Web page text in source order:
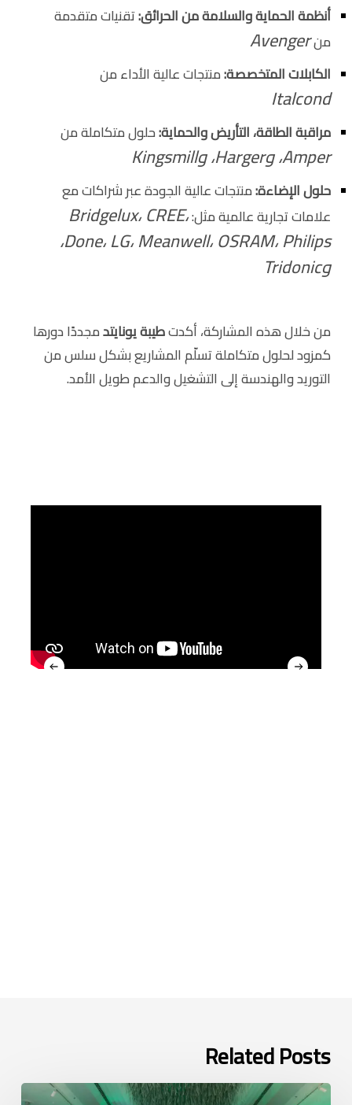
أنظمة الحماية والسلامة من الحرائق:تقنيات متقدمة
منAvenger
الكابلات المتخصصة:منتجات عالية الأداء من
Italcond
مراقبة الطاقة، التأريض والحماية:حلول متكاملة من
Amper، وHarger، وKingsmill
حلول الإضاءة:منتجات عالية الجودة عبر شراكات مع
علامات تجارية عالمية مثل:Bridgelux، CREE،
Done، LG، Meanwell، OSRAM، Philips،
وTridonic
من خلال هذه المشاركة، أكدتطيبة يونايتدمجددًا دورها
كمزود لحلول متكاملة تسلّم المشاريع بشكل سلس من
التوريد والهندسة إلى التشغيل والدعم طويل الأمد.
Related Posts